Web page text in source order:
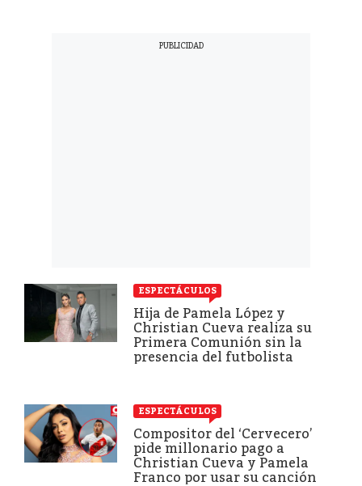
ESPECTÁCULOS
Hija de Pamela López y
Christian Cueva realiza su
Primera Comunión sin la
presencia del futbolista
ESPECTÁCULOS
Compositor del ‘Cervecero’
pide millonario pago a
Christian Cueva y Pamela
Franco por usar su canción